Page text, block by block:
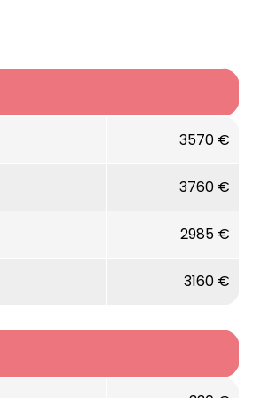
3570 €
3760 €
2985 €
3160 €